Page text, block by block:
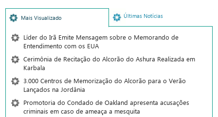
Mais Visualizado Últimas Notícias
Líder do Irã Emite Mensagem sobre o Memorando de
Entendimento com os EUA
Cerimônia de Recitação do Alcorão do Ashura Realizada em
Karbala
3.000 Centros de Memorização do Alcorão para o Verão
Lançados na Jordânia
Promotoria do Condado de Oakland apresenta acusações
criminais em caso de ameaça a mesquita